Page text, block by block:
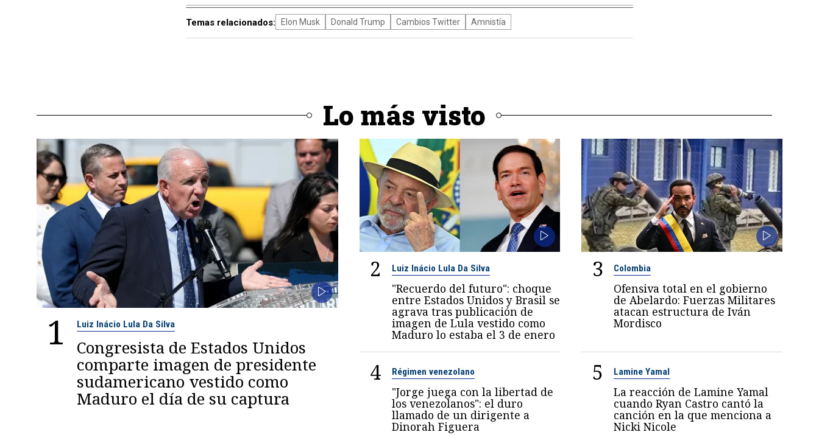
Temas relacionados: Elon Musk Donald Trump Cambios Twitter Amnistía
Lo más visto
1 Luiz Inácio Lula Da Silva
Congresista de Estados Unidos
comparte imagen de presidente
sudamericano vestido como
Maduro el día de su captura
2 Luiz Inácio Lula Da Silva
"Recuerdo del futuro": choque
entre Estados Unidos y Brasil se
agrava tras publicación de
imagen de Lula vestido como
Maduro lo estaba el 3 de enero
3 Colombia
Ofensiva total en el gobierno
de Abelardo: Fuerzas Militares
atacan estructura de Iván
Mordisco
4 Régimen venezolano
"Jorge juega con la libertad de
los venezolanos": el duro
llamado de un dirigente a
Dinorah Figuera
5 Lamine Yamal
La reacción de Lamine Yamal
cuando Ryan Castro cantó la
canción en la que menciona a
Nicki Nicole